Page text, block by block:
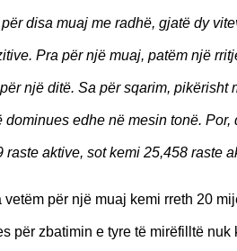
disa muaj me radhë, gjatë dy
Pra për një muaj, patëm një
një ditë. Sa për sqarim, pikërisht
edhe në mesin tonë.
aktive, sot kemi 25,458 raste
për një muaj kemi rreth 20
për zbatimin e tyre të mirëfilltë nuk